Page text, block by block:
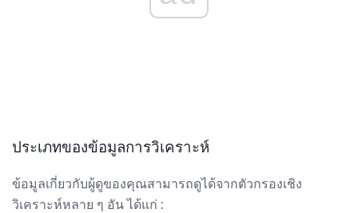
ประเภทของข้อมูลการวิเคราะห์
ข้อมูลเกี่ยวกับผู้ดูของคุณสามารถดูได้จากตัวกรองเชิง
วิเคราะห์หลาย ๆ อัน ได้แก่ :